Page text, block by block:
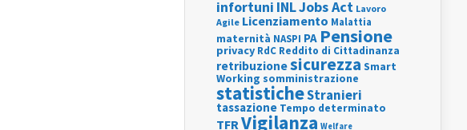
infortuni INLJobs Act Lavoro
Agile Licenziamento Malattia
maternità NASPI PA Pensione
privacy RdC Reddito di Cittadinanza
retribuzionesicurezza Smart
Working somministrazione
statisticheStranieri
tassazione Tempo determinato
TFRVigilanza Welfare